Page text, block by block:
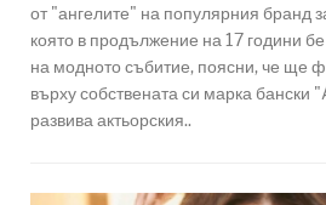
от "ангелите" на популярния бранд
която в продължение на 17 години
на модното събитие, поясни, че ще
върху собствената си марка
развива актьорския..